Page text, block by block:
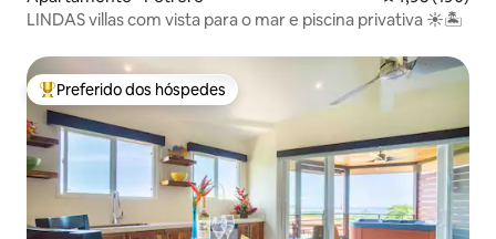
LINDAS villas com vista para o mar e piscina privativa ☀️🏝
Entre os melhores preferidos dos hóspedes
Preferido dos hóspedes